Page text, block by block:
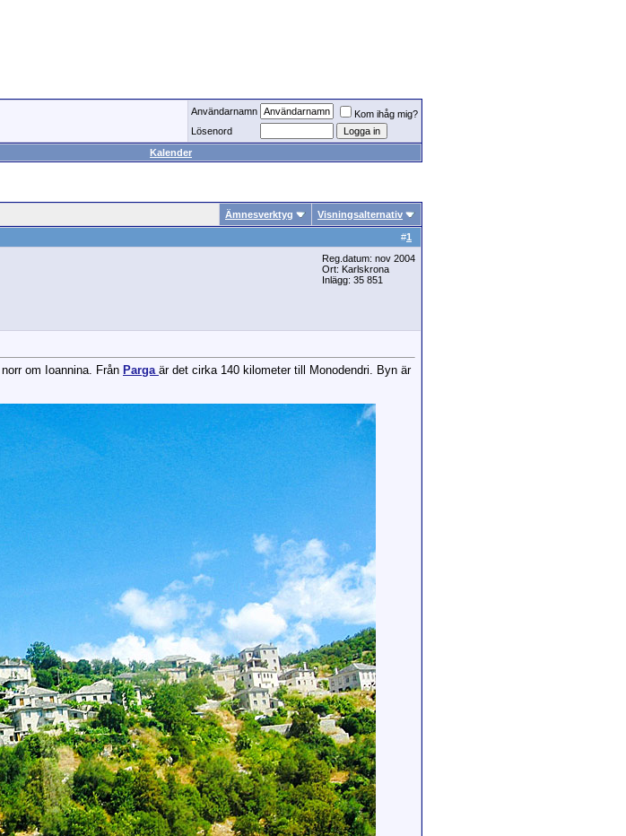
Användarnamn
Kom ihåg mig?
Lösenord
Kalender
Ämnesverktyg Visningsalternativ
#1
Reg.datum: nov 2004
Ort: Karlskrona
Inlägg: 35 851
om Ioannina. Från Parga är det cirka 140 kilometer till Monodendri. Byn är